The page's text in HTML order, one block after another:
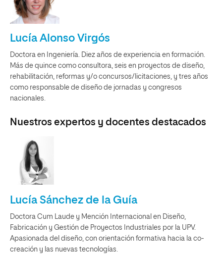
Lucía Alonso Virgós
Doctora en Ingeniería. Diez años de experiencia en formación.
Más de quince como consultora, seis en proyectos de diseño,
rehabilitación, reformas y/o concursos/licitaciones, y tres años
como responsable de diseño de jornadas y congresos
nacionales.
Nuestros expertos y docentes destacados
Lucía Sánchez de la Guía
Doctora Cum Laude y Mención Internacional en Diseño,
Fabricación y Gestión de Proyectos Industriales por la UPV.
Apasionada del diseño, con orientación formativa hacia la co-
creación y las nuevas tecnologías.